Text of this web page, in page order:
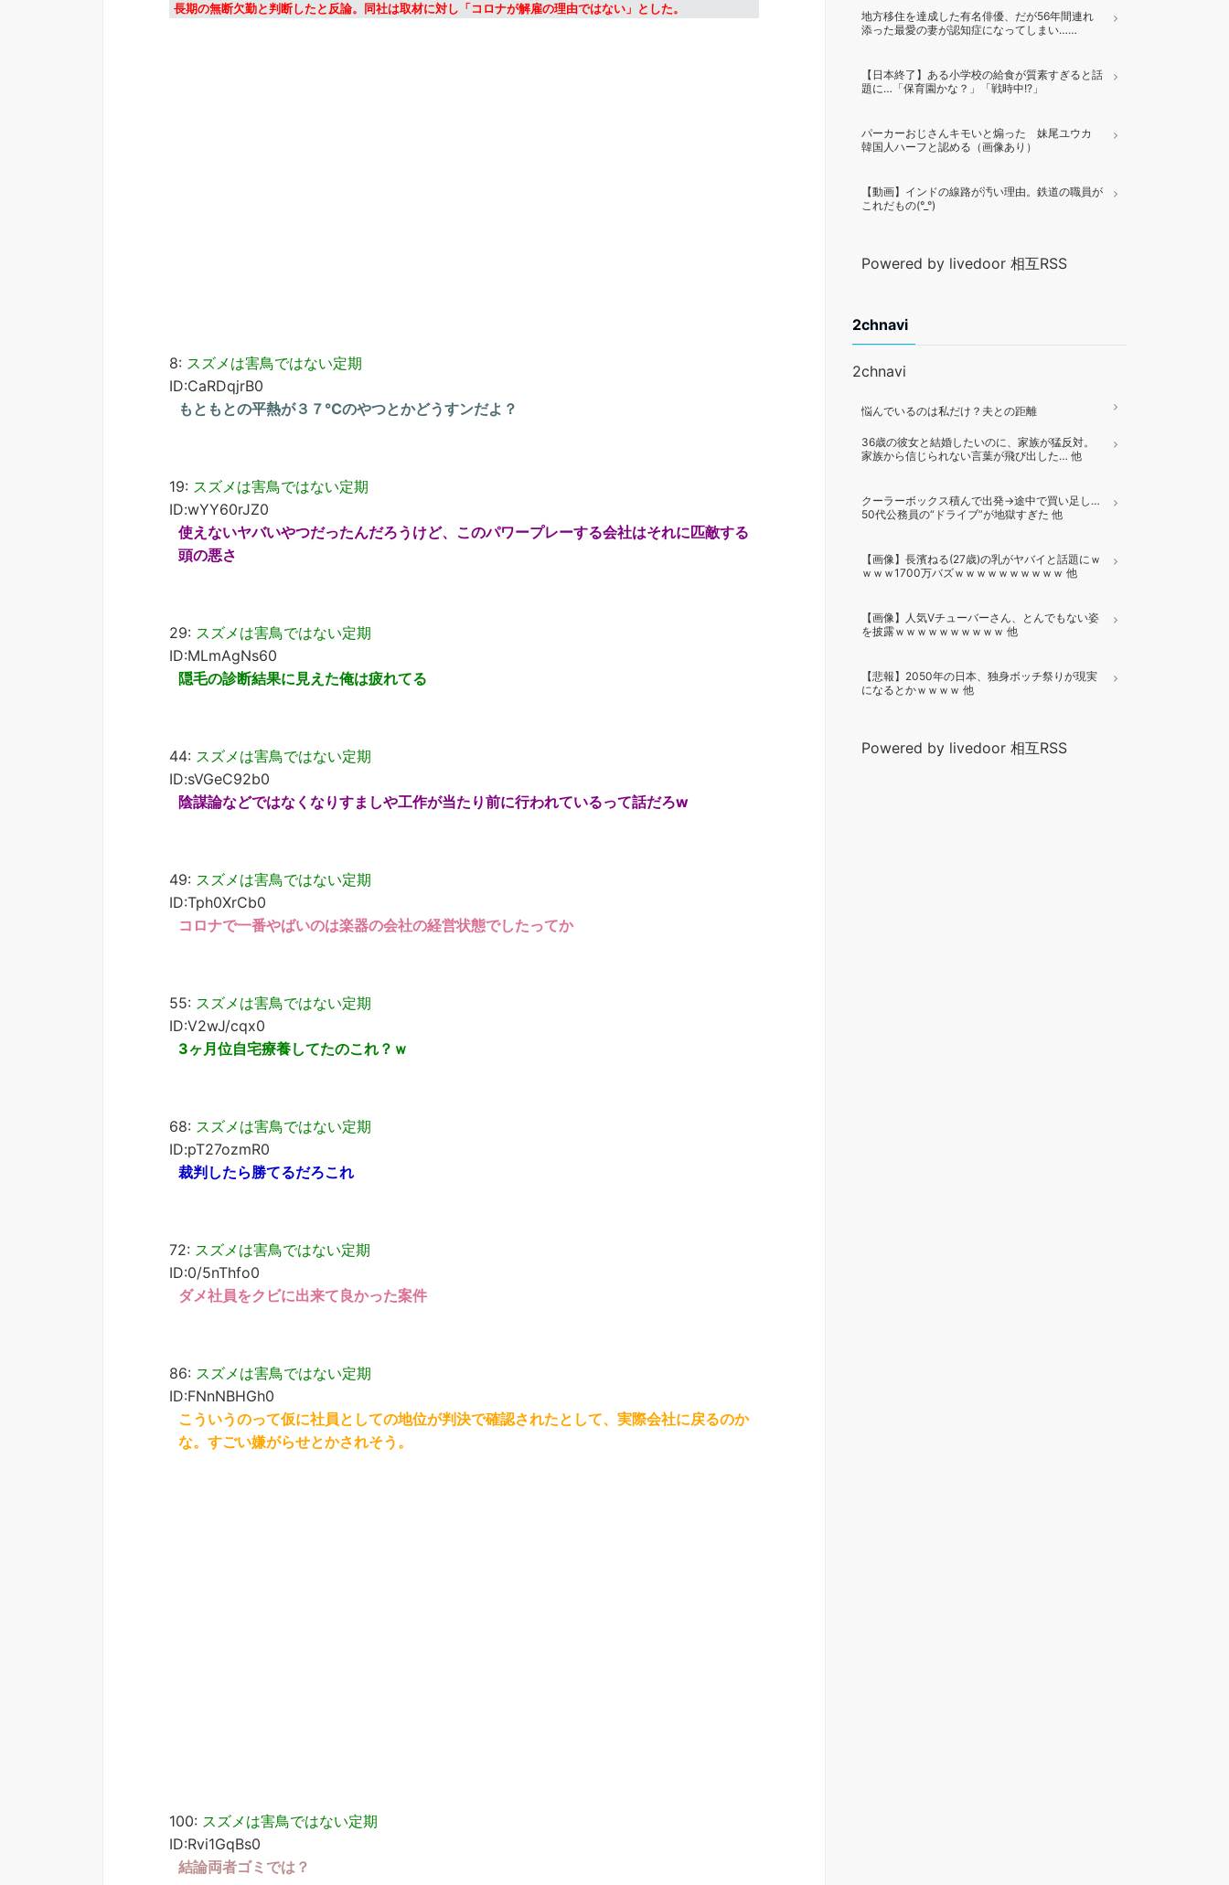
長期の無断欠勤と判断したと反論。同社は取材に対し「コロナが解雇の理由ではない」とした。
8: スズメは害鳥ではない定期
ID:CaRDqjrB0
もともとの平熱が３７℃のやつとかどうすンだよ？
19: スズメは害鳥ではない定期
ID:wYY60rJZ0
使えないヤバいやつだったんだろうけど、このパワープレーする会社はそれに匹敵する
頭の悪さ
29: スズメは害鳥ではない定期
ID:MLmAgNs60
隠毛の診断結果に見えた俺は疲れてる
44: スズメは害鳥ではない定期
ID:sVGeC92b0
陰謀論などではなくなりすましや工作が当たり前に行われているって話だろw
49: スズメは害鳥ではない定期
ID:Tph0XrCb0
コロナで一番やばいのは楽器の会社の経営状態でしたってか
55: スズメは害鳥ではない定期
ID:V2wJ/cqx0
3ヶ月位自宅療養してたのこれ？ｗ
68: スズメは害鳥ではない定期
ID:pT27ozmR0
裁判したら勝てるだろこれ
72: スズメは害鳥ではない定期
ID:0/5nThfo0
ダメ社員をクビに出来て良かった案件
86: スズメは害鳥ではない定期
ID:FNnNBHGh0
こういうのって仮に社員としての地位が判決で確認されたとして、実際会社に戻るのか
な。すごい嫌がらせとかされそう。
100: スズメは害鳥ではない定期
ID:Rvi1GqBs0
結論両者ゴミでは？
地方移住を達成した有名俳優、だが56年間連れ
添った最愛の妻が認知症になってしまい……
【日本終了】ある小学校の給食が質素すぎると話
題に…「保育園かな？」「戦時中!?」
パーカーおじさんキモいと煽った 妹尾ユウカ
韓国人ハーフと認める（画像あり）
【動画】インドの線路が汚い理由。鉄道の職員が
これだもの(°_°)
Powered by livedoor 相互RSS
2chnavi
2chnavi
悩んでいるのは私だけ？夫との距離
36歳の彼女と結婚したいのに、家族が猛反対。
家族から信じられない言葉が飛び出した… 他
クーラーボックス積んで出発→途中で買い足し…
50代公務員の“ドライブ”が地獄すぎた 他
【画像】長濱ねる(27歳)の乳がヤバイと話題にｗ
ｗｗｗ1700万バズｗｗｗｗｗｗｗｗｗｗ 他
【画像】人気Vチューバーさん、とんでもない姿
を披露ｗｗｗｗｗｗｗｗｗｗ 他
【悲報】2050年の日本、独身ボッチ祭りが現実
になるとかｗｗｗｗ 他
Powered by livedoor 相互RSS